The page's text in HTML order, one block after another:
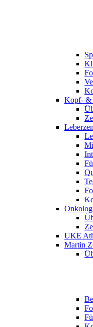
Kopf- &
UKE
Martin